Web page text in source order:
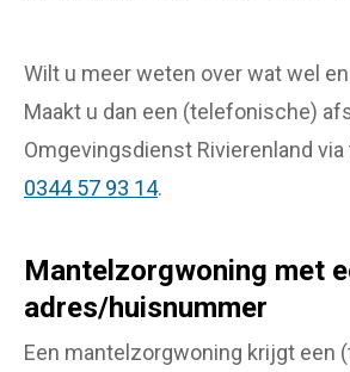
Wilt u meer weten over wat wel
Maakt u dan een (telefonische)
Omgevingsdienst Rivierenland
0344 57 93 14.
Mantelzorgwoning met
adres/huisnummer
Een mantelzorgwoning krijgt een